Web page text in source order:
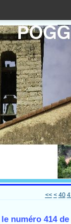
<< < 10
20
30
40
numéro 414